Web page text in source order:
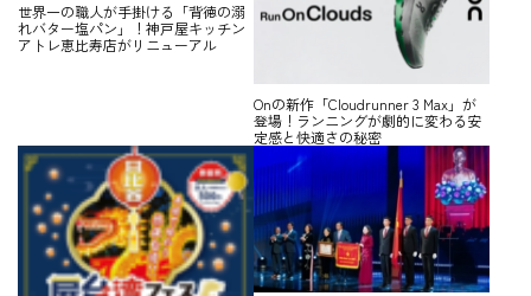
世界一の職人が手掛ける「背徳の溺
れバター塩パン」！神戸屋キッチン
アトレ恵比寿店がリニューアル
Onの新作「Cloudrunner 3 Max」が
登場！ランニングが劇的に変わる安
定感と快適さの秘密